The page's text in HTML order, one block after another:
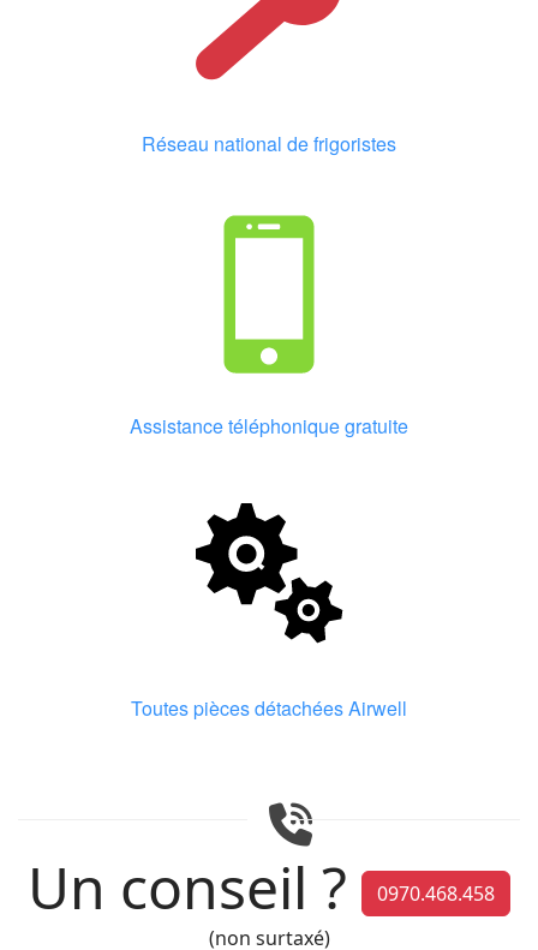
Réseau national de frigoristes
Assistance téléphonique gratuite
Toutes pièces détachées Airwell
Un conseil ?
0970.468.458
(non surtaxé)